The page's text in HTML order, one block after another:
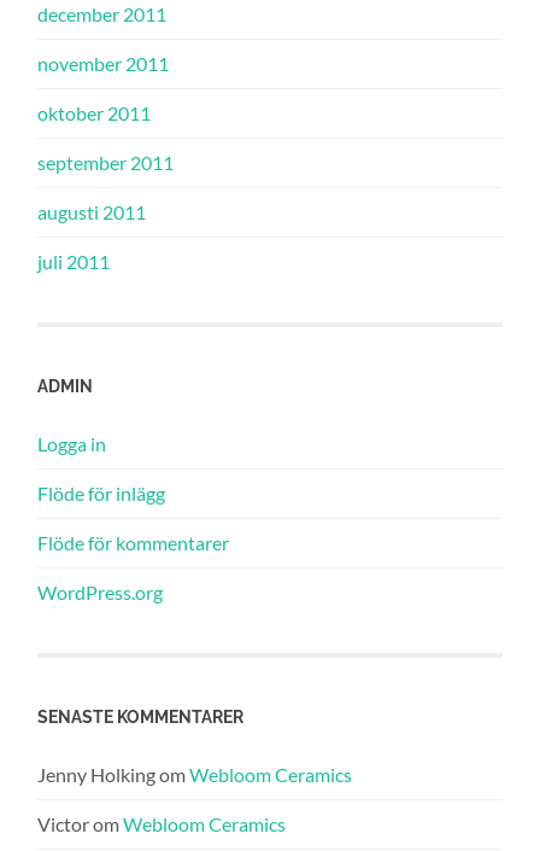
december 2011
november 2011
oktober 2011
september 2011
augusti 2011
juli 2011
ADMIN
Logga in
Flöde för inlägg
Flöde för kommentarer
WordPress.org
SENASTE KOMMENTARER
Jenny HolkingomWebloom Ceramics
VictoromWebloom Ceramics